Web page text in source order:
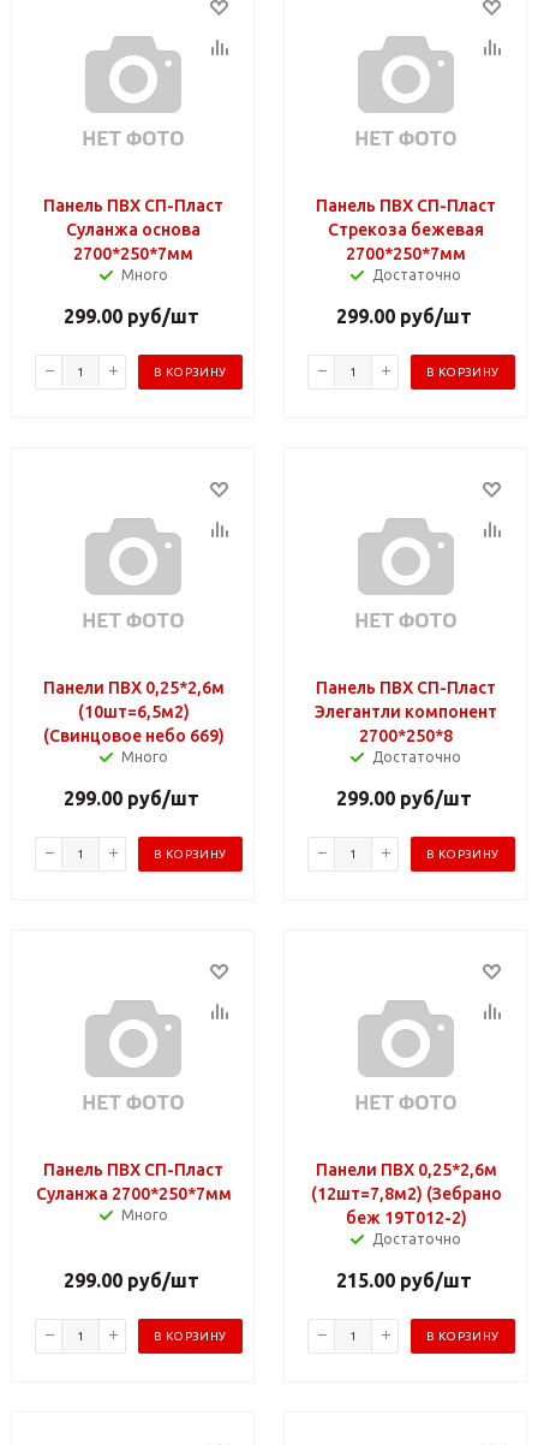
Панель ПВХ СП-Пласт
Суланжа основа
2700*250*7мм
Много
299.00руб/шт
В КОРЗИНУ
Панель ПВХ СП-Пласт
Стрекоза бежевая
2700*250*7мм
Достаточно
299.00руб/шт
В КОРЗИНУ
Панели ПВХ 0,25*2,6м
(10шт=6,5м2)
(Свинцовое небо 669)
Много
299.00руб/шт
В КОРЗИНУ
Панель ПВХ СП-Пласт
Элегантли компонент
2700*250*8
Достаточно
299.00руб/шт
В КОРЗИНУ
Панель ПВХ СП-Пласт
Суланжа 2700*250*7мм
Много
299.00руб/шт
В КОРЗИНУ
Панели ПВХ 0,25*2,6м
(12шт=7,8м2) (Зебрано
беж 19Т012-2)
Достаточно
215.00руб/шт
В КОРЗИНУ